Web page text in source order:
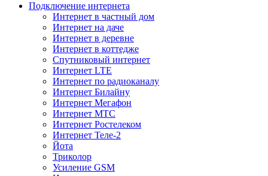
Подключение интернета
Интернет в частный дом
Интернет на даче
Интернет в деревне
Интернет в коттедже
Спутниковый интернет
Интернет LTE
Интернет по радиоканалу
Интернет Билайну
Интернет Мегафон
Интернет МТС
Интернет Ростелеком
Интернет Теле-2
Йота
Триколор
Усиление GSM